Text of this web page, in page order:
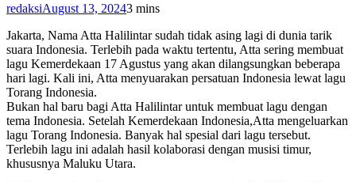
redaksiAugust 13, 20243 mins
Jakarta, Nama Atta Halilintar sudah tidak asing lagi di dunia tarik
suara Indonesia. Terlebih pada waktu tertentu, Atta sering membuat
lagu Kemerdekaan 17 Agustus yang akan dilangsungkan beberapa
hari lagi. Kali ini, Atta menyuarakan persatuan Indonesia lewat lagu
Torang Indonesia.
Bukan hal baru bagi Atta Halilintar untuk membuat lagu dengan
tema Indonesia. Setelah Kemerdekaan Indonesia,Atta mengeluarkan
lagu Torang Indonesia. Banyak hal spesial dari lagu tersebut.
Terlebih lagu ini adalah hasil kolaborasi dengan musisi timur,
khususnya Maluku Utara.